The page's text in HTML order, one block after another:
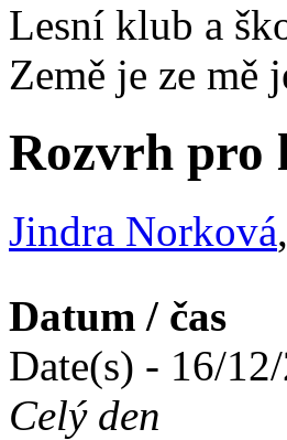
Lesní klub a
Země je ze mě
Rozvrh pro
Jindra Norková
Datum / čas
Date(s) - 16/
Celý den